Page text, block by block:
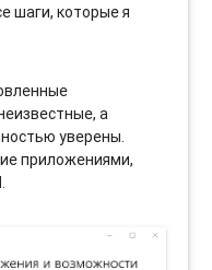
шаги, которые я
а
уверены.
приложениями,
.